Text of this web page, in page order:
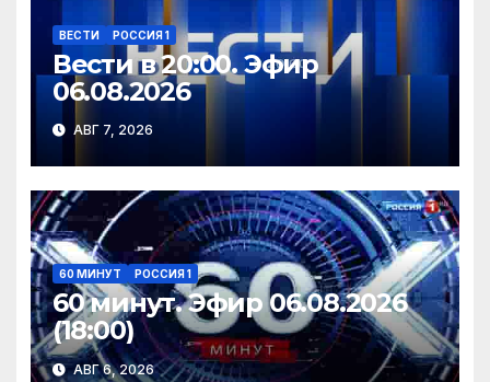
ВЕСТИ РОССИЯ 1
Вести в 20:00. Эфир
06.08.2026
АВГ 7, 2026
60 МИНУТ РОССИЯ 1
60 минут. Эфир 06.08.2026
(18:00)
АВГ 6, 2026